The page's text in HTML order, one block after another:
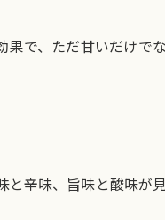
果で、ただ甘いだけで
と辛味、旨味と酸味が